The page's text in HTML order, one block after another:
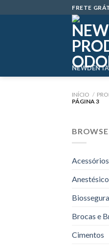
to
FRETE
INÍCIO /
PÁGINA 3
BROWSE
Acessórios
Brocas e
Cimentos